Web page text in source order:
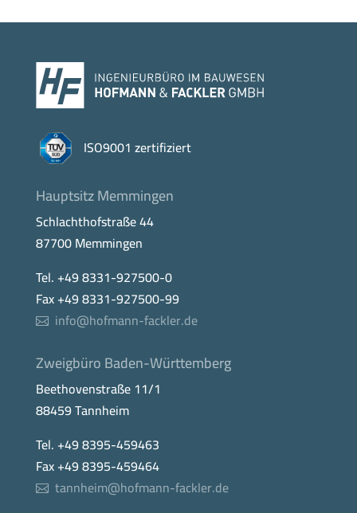
ISO9001 zertifiziert
Hauptsitz Memmingen
Schlachthofstraße 44
87700 Memmingen
Tel. +49 8331-927500-0
Fax +49 8331-927500-99
info@hofmann-fackler.de
Zweigbüro Baden-Württemberg
Beethovenstraße 11/1
88459 Tannheim
Tel. +49 8395-459463
Fax +49 8395-459464
tannheim@hofmann-fackler.de